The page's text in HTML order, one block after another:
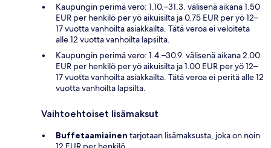
Kaupungin perimä vero: 1.10.–31.3. välisenä aikana 1.50
EUR per henkilö per yö aikuisilta ja 0.75 EUR per yö 12–
17 vuotta vanhoilta asiakkailta. Tätä veroa ei veloiteta
alle 12 vuotta vanhoilta lapsilta.
Kaupungin perimä vero: 1.4.–30.9. välisenä aikana 2.00
EUR per henkilö per yö aikuisilta ja 1.00 EUR per yö 12–
17 vuotta vanhoilta asiakkailta. Tätä veroa ei peritä alle 12
vuotta vanhoilta lapsilta.
Vaihtoehtoiset lisämaksut
Buffetaamiainen tarjotaan lisämaksusta, joka on noin